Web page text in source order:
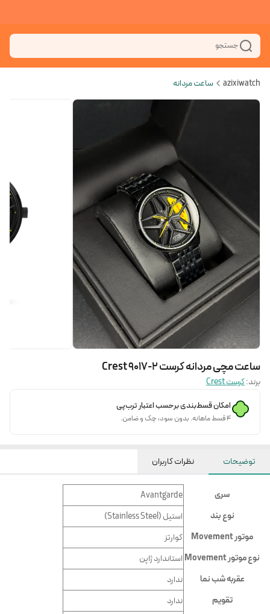
جستجو
azixiwatch ساعت مردانه
ساعت مچی مردانه کرست Crest 9017-2
برند:کرست Crest
امکان قسط‌بندی برحسب اعتبار ترب‌پی
۴ قسط ماهانه. بدون سود، چک و ضامن.
توضیحات نظرات کاربران
سری
Avantgarde
نوع بند
استیل (Stainless Steel)
موتور Movement
کوارتز
نوع موتور Movement
استاندارد ژاپن
عقربه شب نما
ندارد
تقویم
ندارد